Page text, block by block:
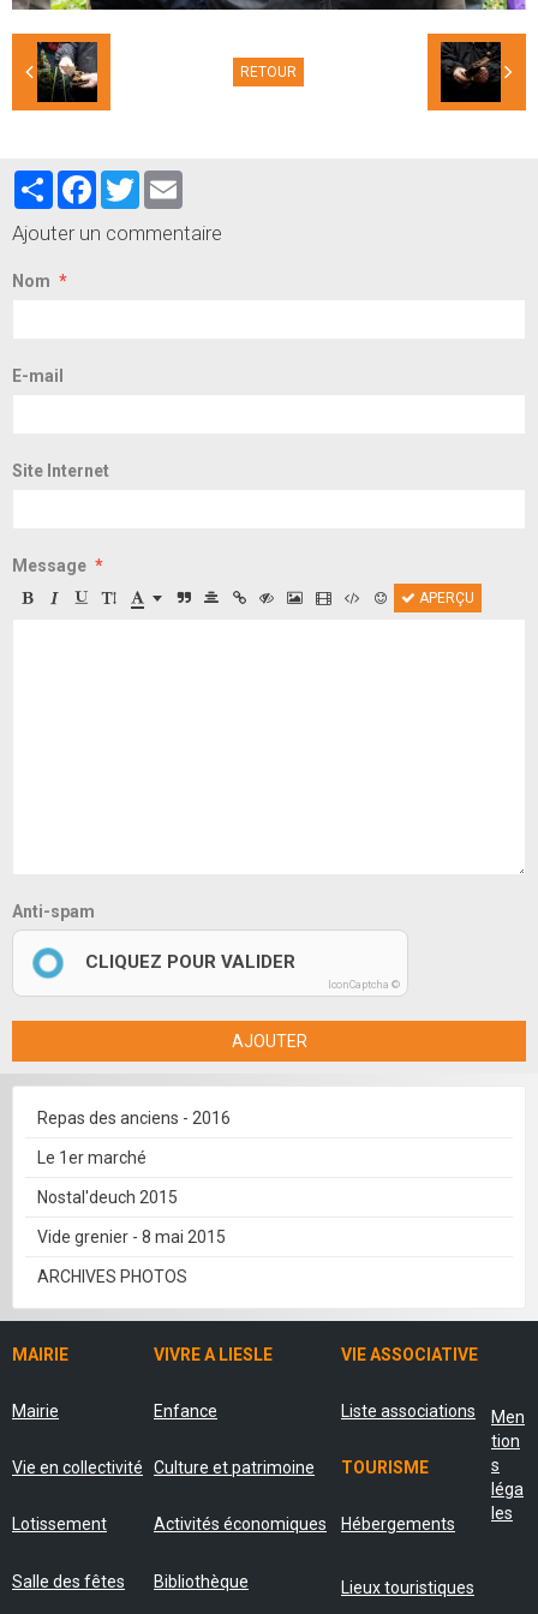
RETOUR
PartagerFacebook
Twitter
Ajouter un commentaire
Nom
E-mail
Site Internet
Message
APERÇU
Anti-spam
CLIQUEZ POUR VALIDER
IconCaptcha ©
AJOUTER
Repas des anciens - 2016
Le 1er marché
Nostal'deuch 2015
Vide grenier - 8 mai 2015
ARCHIVES PHOTOS
MAIRIE VIVRE A LIESLE VIE ASSOCIATIVE
Mairie Enfance Liste associations
Vie en collectivité Culture et patrimoine TOURISME
Lotissement Activités économiques Hébergements
Salle des fêtes Bibliothèque Lieux touristiques
Men
tion
s
léga
les